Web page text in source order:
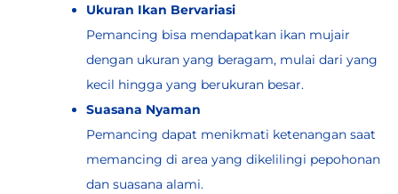
Ukuran Ikan Bervariasi
Pemancing bisa mendapatkan ikan mujair
dengan ukuran yang beragam, mulai dari yang
kecil hingga yang berukuran besar.
Suasana Nyaman
Pemancing dapat menikmati ketenangan saat
memancing di area yang dikelilingi pepohonan
dan suasana alami.